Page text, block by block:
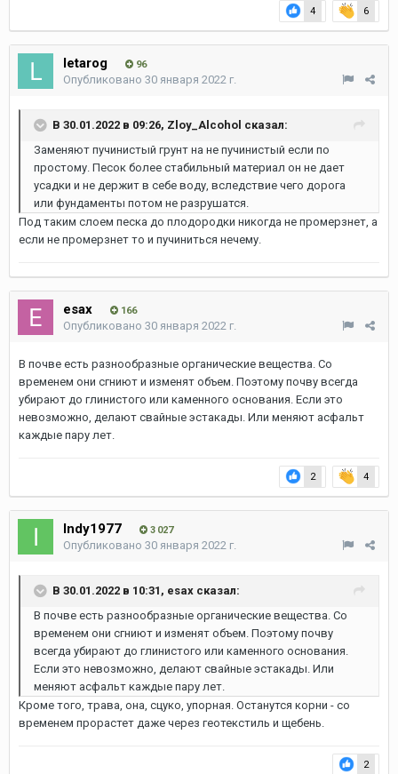
4 6
letarog 96
Опубликовано 30 января 2022 г.
В 30.01.2022 в 09:26, Zloy_Alcohol сказал:
Заменяют пучинистый грунт на не пучинистый если по
простому. Песок более стабильный материал он не дает
усадки и не держит в себе воду, вследствие чего дорога
или фундаменты потом не разрушатся.
Под таким слоем песка до плодородки никогда не промерзнет, а
если не промерзнет то и пучиниться нечему.
esax 166
Опубликовано 30 января 2022 г.
В почве есть разнообразные органические вещества. Со
временем они сгниют и изменят объем. Поэтому почву всегда
убирают до глинистого или каменного основания. Если это
невозможно, делают свайные эстакады. Или меняют асфальт
каждые пару лет.
2 4
Indy1977 3 027
Опубликовано 30 января 2022 г.
В 30.01.2022 в 10:31, esax сказал:
В почве есть разнообразные органические вещества. Со
временем они сгниют и изменят объем. Поэтому почву
всегда убирают до глинистого или каменного основания.
Если это невозможно, делают свайные эстакады. Или
меняют асфальт каждые пару лет.
Кроме того, трава, она, сцуко, упорная. Останутся корни - со
временем прорастет даже через геотекстиль и щебень.
2